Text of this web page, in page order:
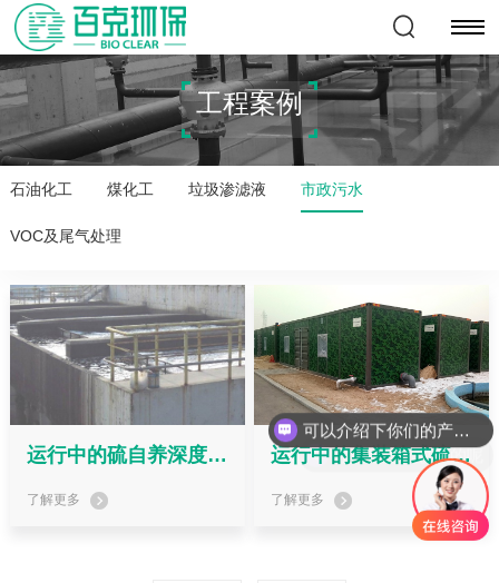
工程案例
石油化工 煤化工 垃圾渗滤液 市政污水
VOC及尾气处理
运行中的硫自养深度脱氮滤池
了解更多
运行中的集装箱式硫自养污水处理装置
了解更多
你们是怎么收费的呢